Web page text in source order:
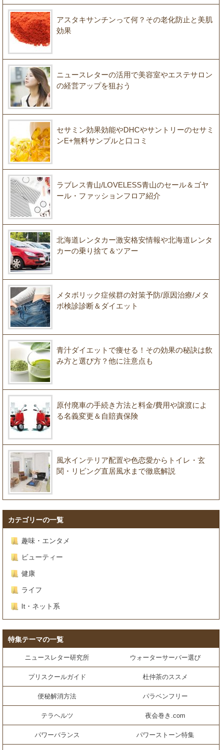
アスタキサンチンって何？その老化防止と美肌
効果
ニュースレターの活用で美容室やエステサロン
の経営アップを狙おう
セサミン効果効能やDHCやサントリーのセサミ
ンE+無料サンプルと口コミ
ラブレス青山/LOVELESS青山のセール＆ゴヤ
ール・ファッションフロア紹介
北海道レンタカー激安格安情報や北海道レンタ
カーの乗り捨て＆ツアー
メタボリック症候群の対策予防/原因治療/メタ
ボ検診診断＆ダイエット
青汁ダイエットで痩せる！その効果の秘訣は飲
み方と選び方？他に注意点も
原付廃車の手続き方法と料金/費用や譲渡によ
る名義変更＆自賠責保険
風水インテリア配置や色恋愛からトイレ・玄
関・リビング直居風水まで徹底解説
カテゴリーの一覧
趣味・エンタメ
ビューティー
健康
ライフ
It・ネット系
特集テーマの一覧
ニュースレター研究所 ウォーターサーバー選び
プリスクールガイド 杜仲茶のススメ
便秘解消方法 パラベンフリー
テラヘルツ 夜会巻き.com
パワーバランス パワーストーン特集